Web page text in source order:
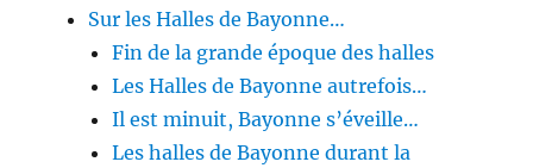
Sur les Halles de Bayonne…
Fin de la grande époque des halles
Les Halles de Bayonne autrefois…
Il est minuit, Bayonne s’éveille…
Les halles de Bayonne durant la